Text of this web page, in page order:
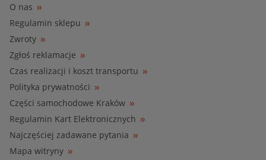
O nas
Regulamin sklepu
Zwroty
Zgłoś reklamacje
Czas realizacji i koszt transportu
Polityka prywatności
Części samochodowe Kraków
Regulamin Kart Elektronicznych
Najczęściej zadawane pytania
Mapa witryny